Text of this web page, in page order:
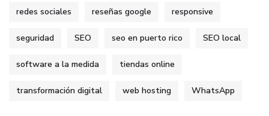
redes sociales reseñas google responsive
seguridad SEO seo en puerto rico SEO local
software a la medida tiendas online
transformación digital web hosting WhatsApp